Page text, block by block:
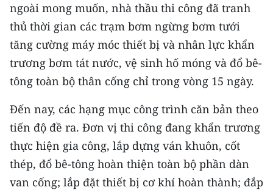
VỀ BÁO NHÂN DÂN
THỜI NAY
NHÂN DÂN CUỐI TUẦN
MUA BÁO
ĐỌC BÁO IN
ngoài mong muốn, nhà thầu thi công đã tranh
thủ thời gian các trạm bơm ngừng bơm tưới
tăng cường máy móc thiết bị và nhân lực khẩn
trương bơm tát nước, vệ sinh hố móng và đổ bê-
tông toàn bộ thân cống chỉ trong vòng 15 ngày.
Đến nay, các hạng mục công trình căn bản theo
tiến độ đề ra. Đơn vị thi công đang khẩn trương
thực hiện gia công, lắp dựng ván khuôn, cốt
thép, đổ bê-tông hoàn thiện toàn bộ phần dàn
van cống; lắp đặt thiết bị cơ khí hoàn thành; đắp